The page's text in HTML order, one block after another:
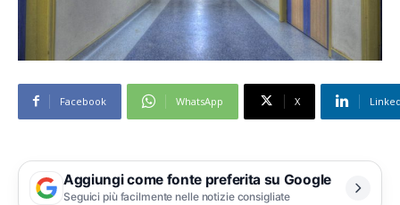
Facebook WhatsApp X
Aggiungi come fonte preferita su Google
Seguici più facilmente nelle notizie consigliate